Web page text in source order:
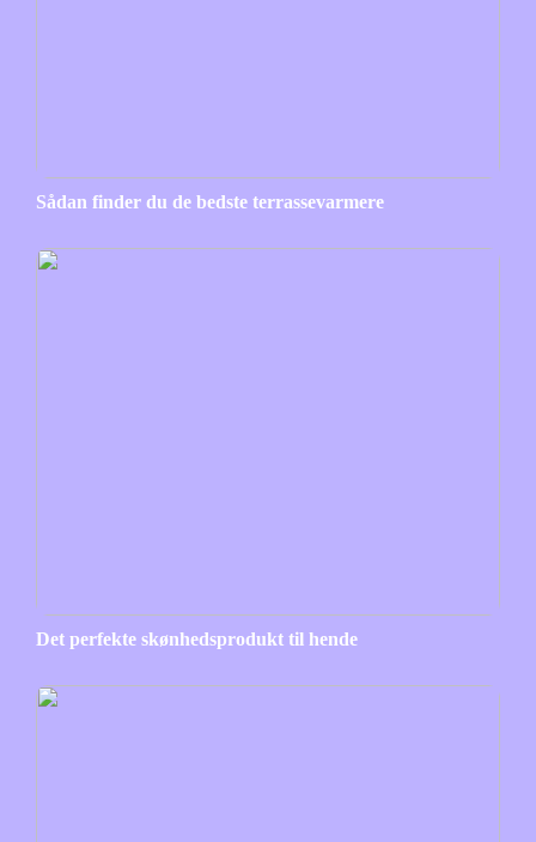
Sådan finder du de bedste terrassevarmere
Det perfekte skønhedsprodukt til hende